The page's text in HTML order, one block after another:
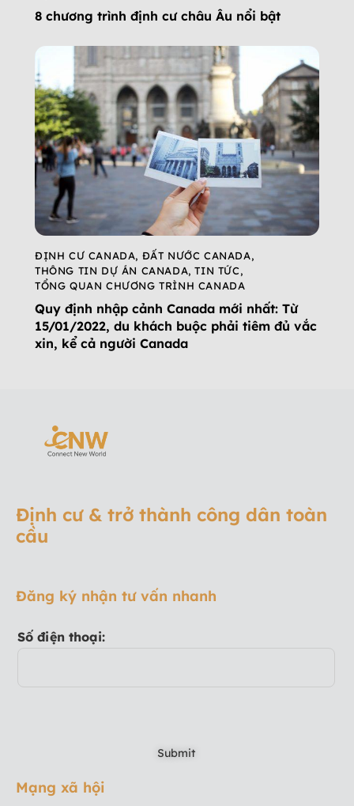
8 chương trình định cư châu Âu nổi bật
ĐỊNH CƯ CANADA, ĐẤT NƯỚC CANADA,
THÔNG TIN DỰ ÁN CANADA,TIN TỨC,
TỔNG QUAN CHƯƠNG TRÌNH CANADA
Quy định nhập cảnh Canada mới nhất: Từ
15/01/2022, du khách buộc phải tiêm đủ vắc
xin, kể cả người Canada
Định cư & trở thành công dân toàn
cầu
Đăng ký nhận tư vấn nhanh
Số điện thoại:
Mạng xã hội